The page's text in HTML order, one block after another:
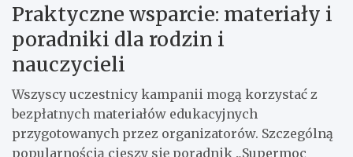
Praktyczne wsparcie: materiały i
poradniki dla rodzin i
nauczycieli
Wszyscy uczestnicy kampanii mogą korzystać z
bezpłatnych materiałów edukacyjnych
przygotowanych przez organizatorów. Szczególną
popularnością cieszy się poradnik „Supermoc